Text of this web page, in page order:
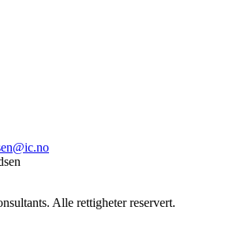
Alle rettigheter reservert.